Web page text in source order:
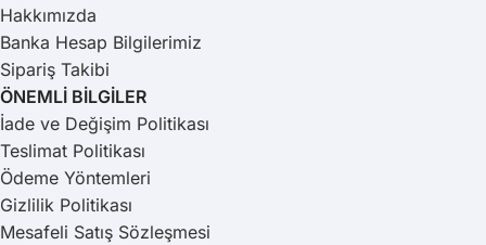
Hakkımızda
Banka Hesap Bilgilerimiz
Sipariş Takibi
ÖNEMLİ BİLGİLER
İade ve Değişim Politikası
Teslimat Politikası
Ödeme Yöntemleri
Gizlilik Politikası
Mesafeli Satış Sözleşmesi